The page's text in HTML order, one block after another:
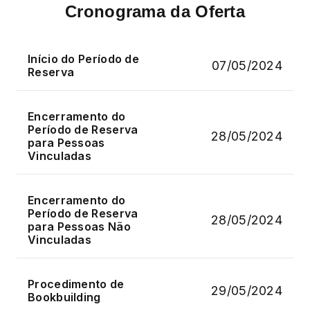
Cronograma da Oferta
Início do Período de
Reserva
07/05/2024
Encerramento do
Período de Reserva
para Pessoas
Vinculadas
28/05/2024
Encerramento do
Período de Reserva
para Pessoas Não
Vinculadas
28/05/2024
Procedimento de
Bookbuilding
29/05/2024